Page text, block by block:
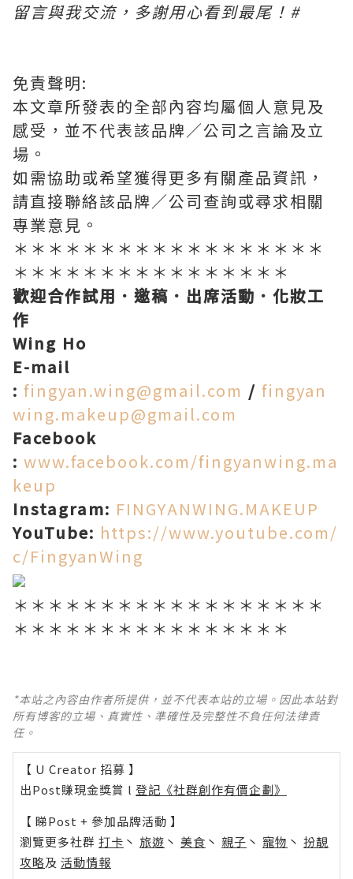
留言與我交流，多謝用心看到最尾！ #
免責聲明:
本文章所發表的全部內容均屬個人意見及
感受，並不代表該品牌／公司之言論及立
場。
如需協助或希望獲得更多有關產品資訊，
請直接聯絡該品牌／公司查詢或尋求相關
專業意見。
＊＊＊＊＊＊＊＊＊＊＊＊＊＊＊＊＊＊
＊＊＊＊＊＊＊＊＊＊＊＊＊＊＊＊
歡迎合作試用．邀稿．出席活動．化妝工
作
Wing Ho
E-mail
: fingyan.wing@gmail.com / fingyan
wing.makeup@gmail.com
Facebook
: www.facebook.com/fingyanwing.ma
keup
Instagram: FINGYANWING.MAKEUP
YouTube: https://www.youtube.com/
c/FingyanWing
＊＊＊＊＊＊＊＊＊＊＊＊＊＊＊＊＊＊
＊＊＊＊＊＊＊＊＊＊＊＊＊＊＊＊
*本站之內容由作者所提供，並不代表本站的立場。因此本站對
所有博客的立場、真實性、準確性及完整性不負任何法律責
任。
【 U Creator 招募 】
出Post賺現金獎賞 l 登記《社群創作有價企劃》
【 睇Post + 參加品牌活動 】
瀏覽更多社群 打卡 丶 旅遊 丶 美食 丶 親子 丶 寵物 丶 扮靚
攻略及 活動情報